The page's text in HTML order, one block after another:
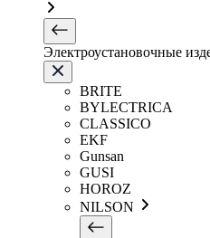
Электроустановочные
BRITE
BYLECTRICA
CLASSICO
EKF
Gunsan
GUSI
HOROZ
NILSON